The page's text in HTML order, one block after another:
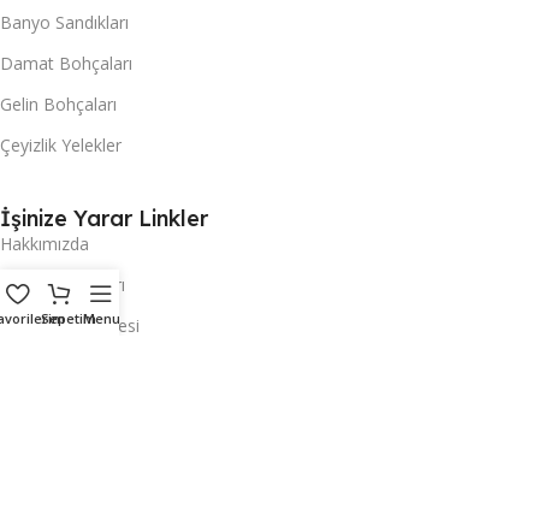
Banyo Sandıkları
Damat Bohçaları
Gelin Bohçaları
Çeyizlik Yelekler
İşinize Yarar Linkler
Hakkımızda
Kullanım Şartları
Gizlilik Sözleşmesi
SepetimMenu